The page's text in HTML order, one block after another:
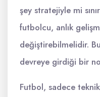
şey stratejiyle mi
futbolcu, anlık
değiştirebilmelidir.
devreye girdiği bir
Futbol, sadece